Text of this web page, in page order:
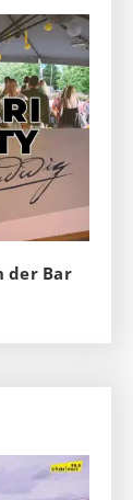
der Bar